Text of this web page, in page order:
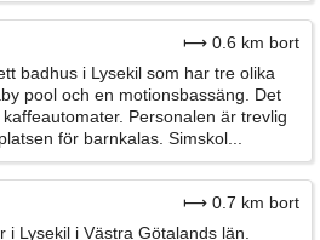
⟼ 0.6 km bort
badhus i Lysekil som har tre olika
pool och en motionsbassäng. Det
Personalen är trevlig
för barnkalas. Simskol...
⟼ 0.7 km bort
i Lysekil i Västra Götalands län.